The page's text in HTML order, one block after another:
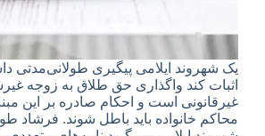
یک شهروند ایلامی پیگیری طولانی‌مدتی
اثبات کند واگذاری حق طلاق به زوجه
غیرقانونی است و احکام صادره بر این
محاکم خانواده باید باطل شوند. فرشاد